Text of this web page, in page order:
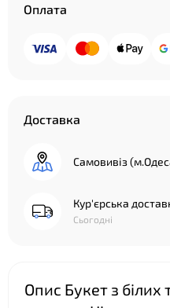
Оплата
Доставка
Самовивіз
Кур'єрська
Сьогодні
Опис Букет з